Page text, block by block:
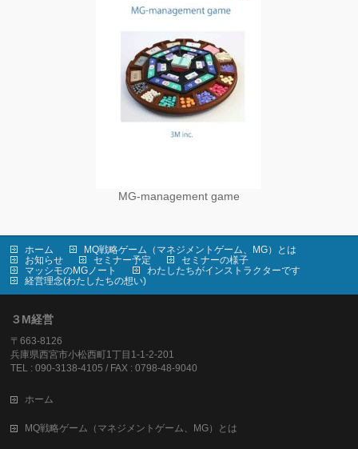
MG-management game
ホーム
MQ戦略ゲーム（マネジメントゲーム、MG）とは
お知らせ
セミナー予定
セミナーの様子
マッシモのMGノート
わたしたちがインストラクターです
経営理念(わたしたちの想い)
３M経営
〒663-8126
兵庫県西宮市小松西町1丁目1-1-2-201
TEL : 090-3138-4105 / FAX : 0798-48-9040
ホーム
MQ戦略ゲーム（マネジメントゲーム、MG）とは